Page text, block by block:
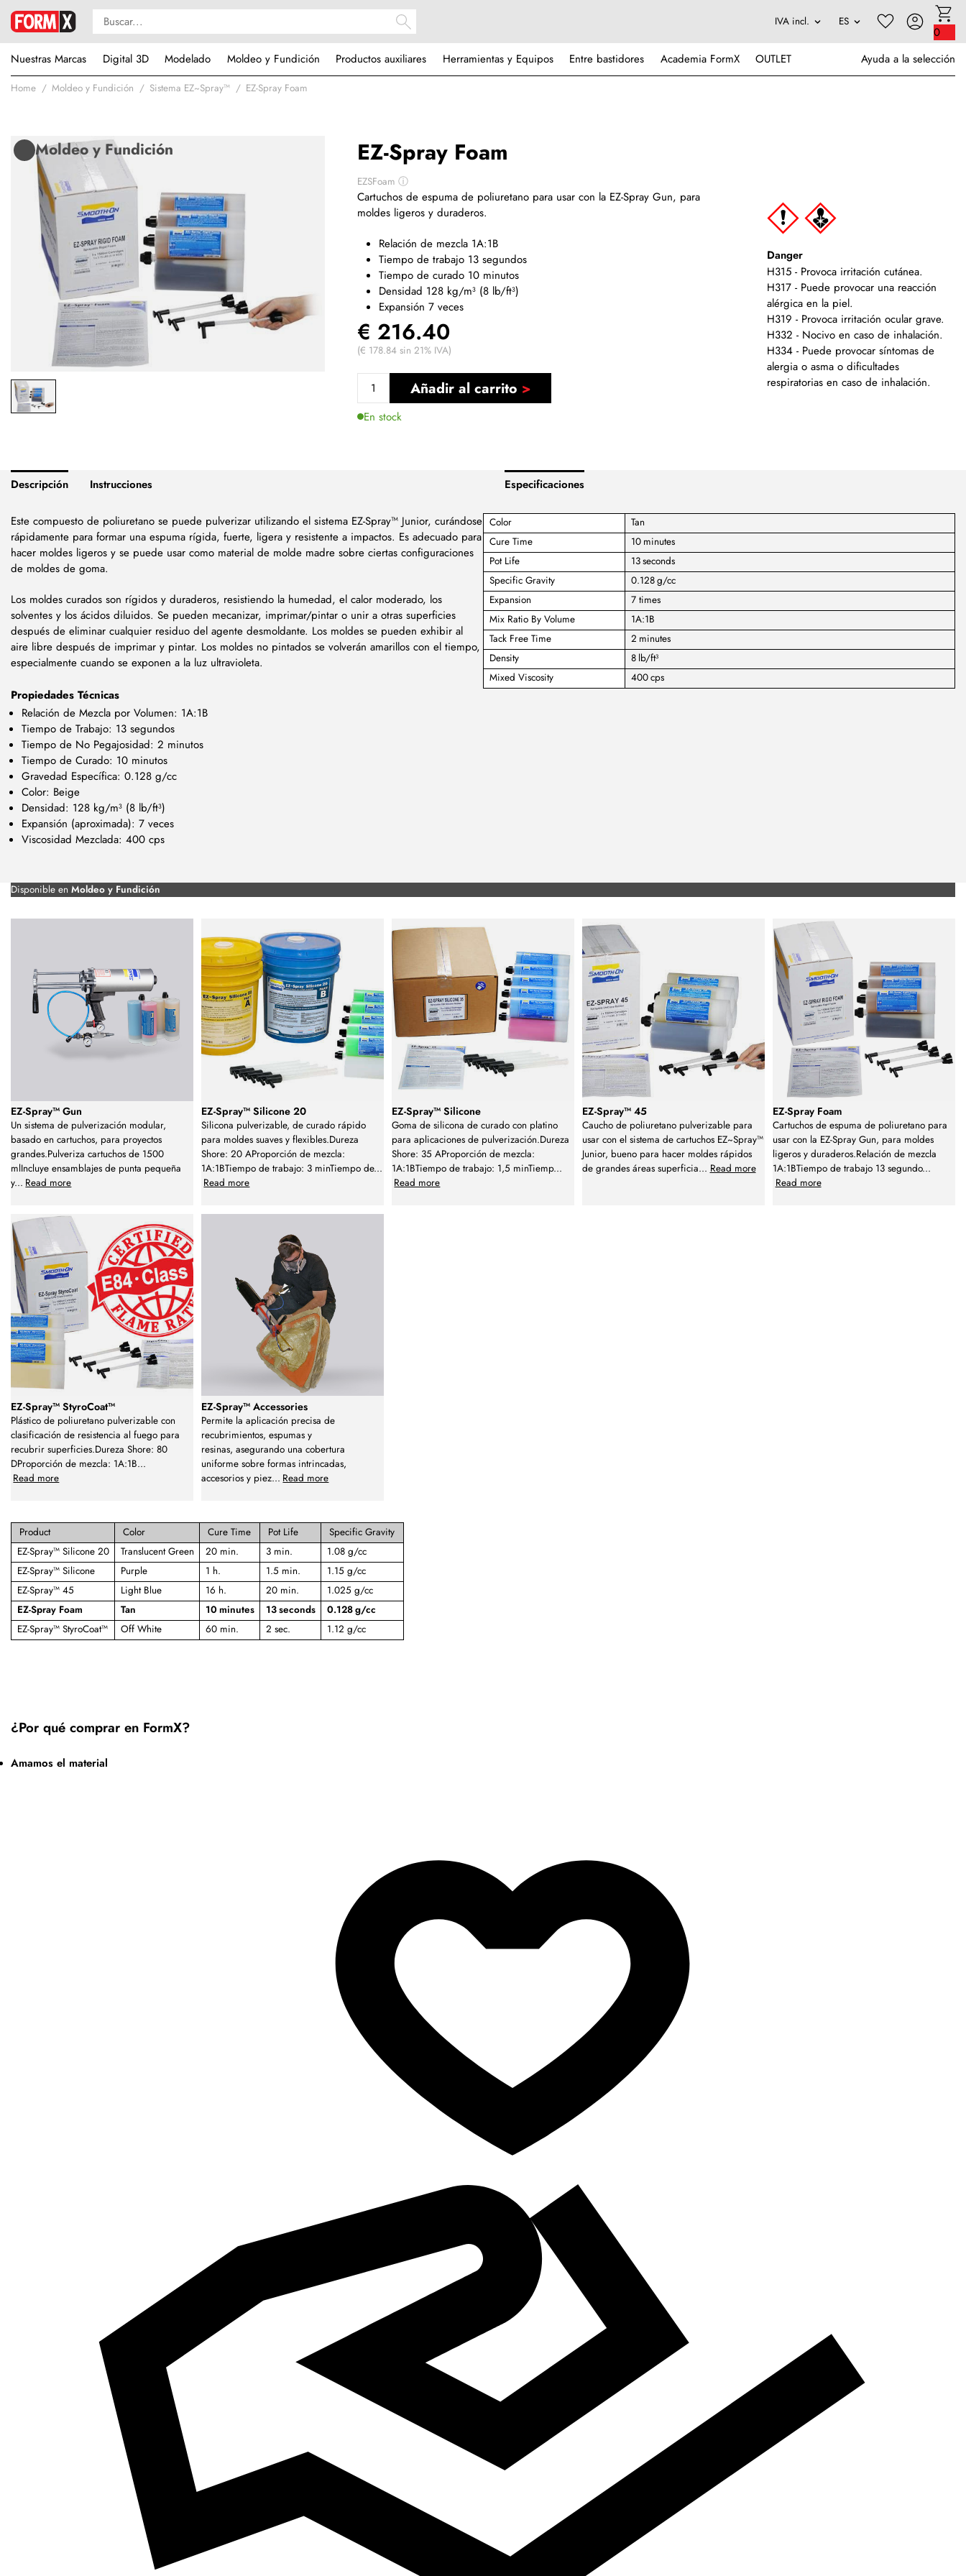
0
Nuestras Marcas
Digital 3D Modelado Moldeo y Fundición Productos auxiliares Herramientas y Equipos Entre bastidores Academia FormX OUTLET Ayuda a la selección
Home Moldeo y Fundición Sistema EZ~Spray™ EZ-Spray Foam
EZ-Spray Foam
EZSFoamⓘ
Moldeo y Fundición
Cartuchos de espuma de poliuretano para usar con la EZ-Spray Gun, para
moldes ligeros y duraderos.
Relación de mezcla 1A:1B
Tiempo de trabajo 13 segundos
Tiempo de curado 10 minutos
Densidad 128 kg/m³ (8 lb/ft³)
Expansión 7 veces
Danger
H315 - Provoca irritación cutánea.
H317 - Puede provocar una reacción
alérgica en la piel.
H319 - Provoca irritación ocular grave.
H332 - Nocivo en caso de inhalación.
H334 - Puede provocar síntomas de
alergia o asma o dificultades
respiratorias en caso de inhalación.
€ 216.40
(€ 178.84 sin 21% IVA)
Añadir al carrito
En stock
Descripción Instrucciones Especificaciones
Este compuesto de poliuretano se puede pulverizar utilizando el sistema EZ-Spray™ Junior, curándose
rápidamente para formar una espuma rígida, fuerte, ligera y resistente a impactos. Es adecuado para
hacer moldes ligeros y se puede usar como material de molde madre sobre ciertas configuraciones
de moldes de goma.
Los moldes curados son rígidos y duraderos, resistiendo la humedad, el calor moderado, los
solventes y los ácidos diluidos. Se pueden mecanizar, imprimar/pintar o unir a otras superficies
después de eliminar cualquier residuo del agente desmoldante. Los moldes se pueden exhibir al
aire libre después de imprimar y pintar. Los moldes no pintados se volverán amarillos con el tiempo,
especialmente cuando se exponen a la luz ultravioleta.
Propiedades Técnicas
Relación de Mezcla por Volumen: 1A:1B
Tiempo de Trabajo: 13 segundos
Tiempo de No Pegajosidad: 2 minutos
Tiempo de Curado: 10 minutos
Gravedad Específica: 0.128 g/cc
Color: Beige
Densidad: 128 kg/m³ (8 lb/ft³)
Expansión (aproximada): 7 veces
Viscosidad Mezclada: 400 cps
Color
Tan
Cure Time
10 minutes
Pot Life
13 seconds
Specific Gravity
0.128 g/cc
Expansion
7 times
Mix Ratio By Volume
1A:1B
Tack Free Time
2 minutes
Density
8 lb/ft³
Mixed Viscosity
400 cps
Disponible en Moldeo y Fundición
EZ-Spray™ Gun
Un sistema de pulverización modular,
basado en cartuchos, para proyectos
grandes.Pulveriza cartuchos de 1500
mlIncluye ensamblajes de punta pequeña
y... Read more
EZ-Spray™ Silicone 20
Silicona pulverizable, de curado rápido
para moldes suaves y flexibles.Dureza
Shore: 20 AProporción de mezcla:
1A:1BTiempo de trabajo: 3 minTiempo de...
Read more
EZ-Spray™ Silicone
Goma de silicona de curado con platino
para aplicaciones de pulverización.Dureza
Shore: 35 AProporción de mezcla:
1A:1BTiempo de trabajo: 1,5 minTiemp...
Read more
EZ-Spray™ 45
Caucho de poliuretano pulverizable para
usar con el sistema de cartuchos EZ~Spray™
Junior, bueno para hacer moldes rápidos
de grandes áreas superficia... Read more
EZ-Spray Foam
Cartuchos de espuma de poliuretano para
usar con la EZ-Spray Gun, para moldes
ligeros y duraderos.Relación de mezcla
1A:1BTiempo de trabajo 13 segundo...
Read more
EZ-Spray™ StyroCoat™
Plástico de poliuretano pulverizable con
clasificación de resistencia al fuego para
recubrir superficies.Dureza Shore: 80
DProporción de mezcla: 1A:1B...
Read more
EZ-Spray™ Accessories
Permite la aplicación precisa de
recubrimientos, espumas y
resinas, asegurando una cobertura
uniforme sobre formas intrincadas,
accesorios y piez... Read more
Product Color Cure Time Pot Life
Specific Gravity
EZ-Spray™ Silicone 20
Translucent Green 20 min. 3 min.
1.08 g/cc
EZ-Spray™ Silicone
Purple 1 h. 1.5 min.
1.15 g/cc
EZ-Spray™ 45
Light Blue 16 h. 20 min.
1.025 g/cc
EZ-Spray Foam
Tan 10 minutes 13 seconds
0.128 g/cc
EZ-Spray™ StyroCoat™
Off White 60 min. 2 sec. 1.12 g/cc
¿Por qué comprar en FormX?
Amamos el material